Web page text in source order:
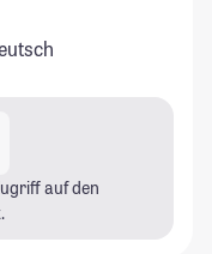
auf den